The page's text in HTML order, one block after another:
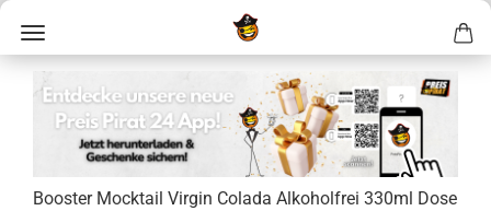
Boos­ter Mock­tail Vir­gin Co­la­da Al­ko­hol­frei 330ml Dose